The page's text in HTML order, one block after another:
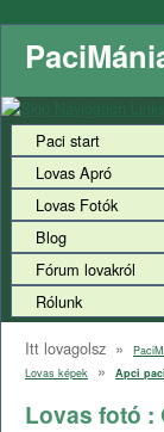
Paci start
Lovas Apró
Lovas Fotók
Blog
Fórum lovakról
Rólunk
Itt lovagolsz »
Lovas képek » Apci
Lovas fotó :